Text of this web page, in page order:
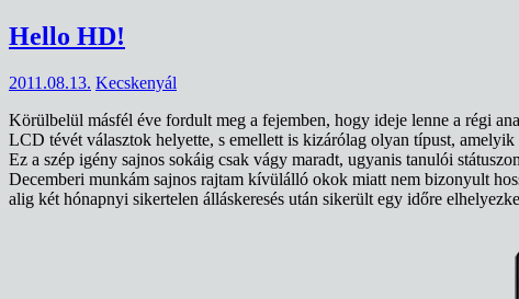
Hello HD!
2011.08.13. Kecskenyál
Körülbelül másfél éve fordult meg a fejemben, hogy ideje lenne a régi
LCD tévét választok helyette, s emellett is kizárólag olyan típust,
Ez a szép igény sajnos sokáig csak vágy maradt, ugyanis tanulói
Decemberi munkám sajnos rajtam kívülálló okok miatt nem bizonyult
alig két hónapnyi sikertelen álláskeresés után sikerült egy időre